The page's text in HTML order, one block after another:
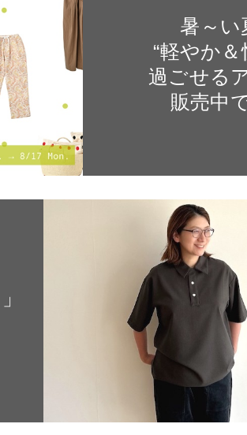
暑～い
“軽やか＆
過ごせる
販売中